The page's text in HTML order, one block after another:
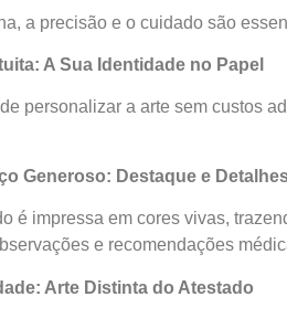
a precisão e o cuidado são
A Sua Identidade no Papel
personalizar a arte sem custos
Generoso: Destaque e
é impressa em cores vivas,
e recomendações
Arte Distinta do Atestado